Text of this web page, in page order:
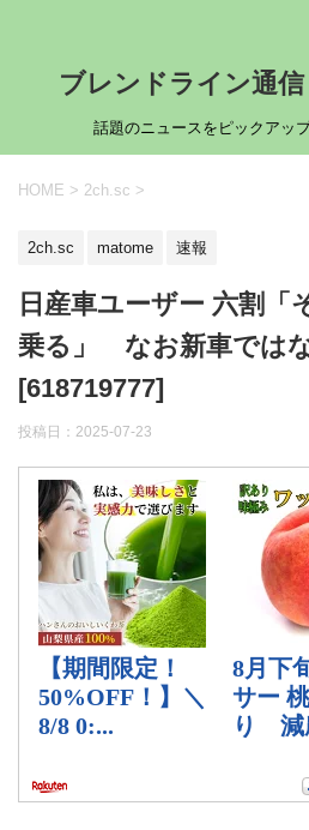
ブレンドライン通
話題のニュースをピックアッ
HOME > 2ch.sc >
2ch.sc matome 速報
日産車ユーザー 六割「
乗る」 なお新車では
[618719777]
投稿日： 2025-07-23